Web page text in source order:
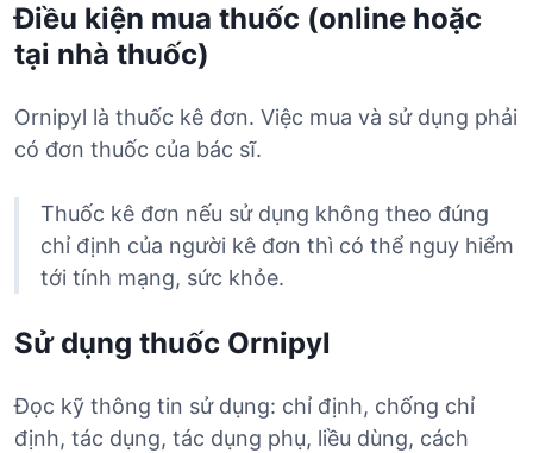
Điều kiện mua thuốc (online hoặc
tại nhà thuốc)
Ornipyl là thuốc kê đơn. Việc mua và sử dụng phải
có đơn thuốc của bác sĩ.
Thuốc kê đơn nếu sử dụng không theo đúng
chỉ định của người kê đơn thì có thể nguy hiểm
tới tính mạng, sức khỏe.
Sử dụng thuốc Ornipyl
Đọc kỹ thông tin sử dụng: chỉ định, chống chỉ
định, tác dụng, tác dụng phụ, liều dùng, cách